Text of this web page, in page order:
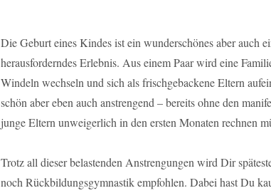
Die Geburt eines Kindes ist ein wunderschönes aber auch
herausforderndes Erlebnis. Aus einem Paar wird eine
Windeln wechseln und sich als frischgebackene Eltern
schön aber eben auch anstrengend – bereits ohne den
junge Eltern unweigerlich in den ersten Monaten rechnen
Trotz all dieser belastenden Anstrengungen wird Dir
noch Rückbildungsgymnastik empfohlen. Dabei hast Du